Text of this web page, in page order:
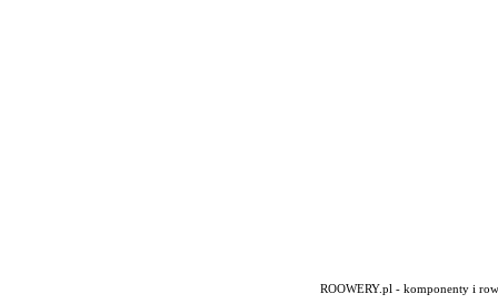
ROOWERY.pl - komponenty i